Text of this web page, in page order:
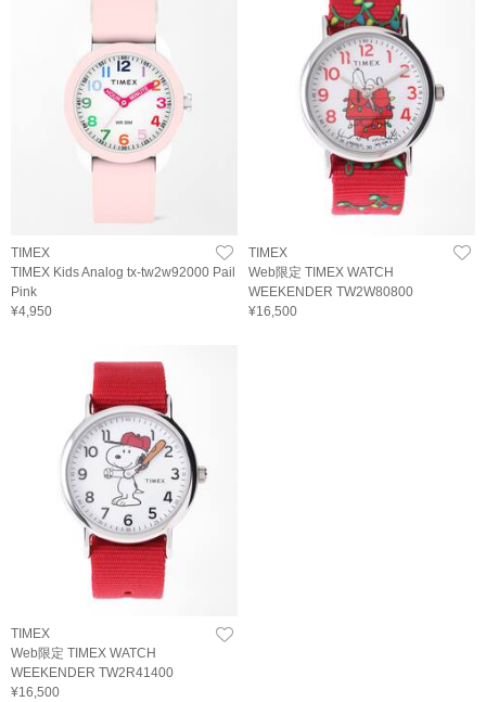
TIMEX
TIMEX Kids Analog tx-tw2w92000 Pail
Pink
¥4,950
TIMEX
Web限定 TIMEX WATCH
WEEKENDER TW2W80800
¥16,500
TIMEX
Web限定 TIMEX WATCH
WEEKENDER TW2R41400
¥16,500